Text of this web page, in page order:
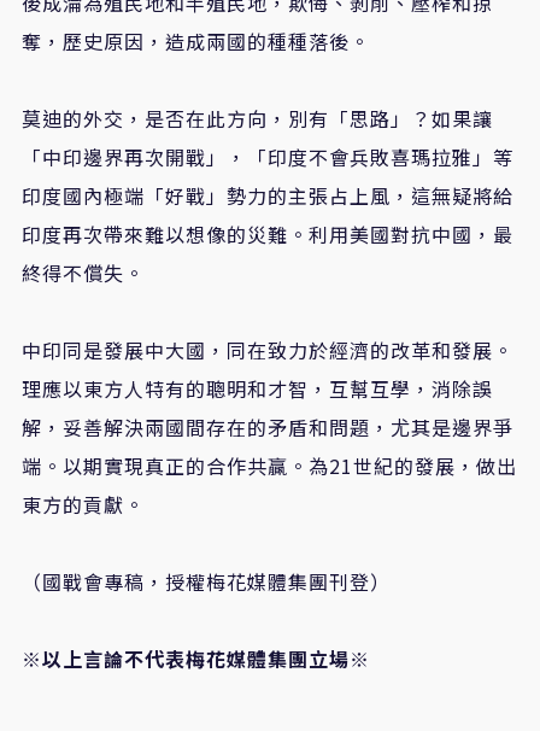
奪，歷史原因，造成兩國的種種落後。
莫迪的外交，是否在此方向，別有「思路」？如果讓
「中印邊界再次開戰」，「印度不會兵敗喜瑪拉雅」等
印度國內極端「好戰」勢力的主張占上風，這無疑將給
印度再次帶來難以想像的災難。利用美國對抗中國，最
終得不償失。
中印同是發展中大國，同在致力於經濟的改革和發展。
理應以東方人特有的聰明和才智，互幫互學，消除誤
解，妥善解決兩國間存在的矛盾和問題，尤其是邊界爭
端。以期實現真正的合作共贏。為21世紀的發展，做出
東方的貢獻。
（國戰會專稿，授權梅花媒體集團刊登）
※以上言論不代表梅花媒體集團立場※